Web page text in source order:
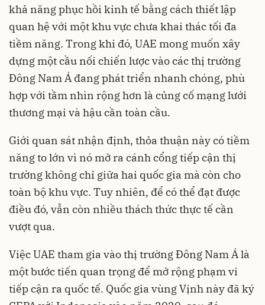
khả năng phục hồi kinh tế bằng cách thiết lập
quan hệ với một khu vực chưa khai thác tối đa
tiềm năng. Trong khi đó, UAE mong muốn xây
dựng một cầu nối chiến lược vào các thị trường
Đông Nam Á đang phát triển nhanh chóng, phù
hợp với tầm nhìn rộng hơn là củng cố mạng lưới
thương mại và hậu cần toàn cầu.
Giới quan sát nhận định, thỏa thuận này có tiềm
năng to lớn vì nó mở ra cánh cổng tiếp cận thị
trường không chỉ giữa hai quốc gia mà còn cho
toàn bộ khu vực. Tuy nhiên, để có thể đạt được
điều đó, vẫn còn nhiều thách thức thực tế cần
vượt qua.
Việc UAE tham gia vào thị trường Đông Nam Á là
một bước tiến quan trọng để mở rộng phạm vi
tiếp cận ra quốc tế. Quốc gia vùng Vịnh này đã ký